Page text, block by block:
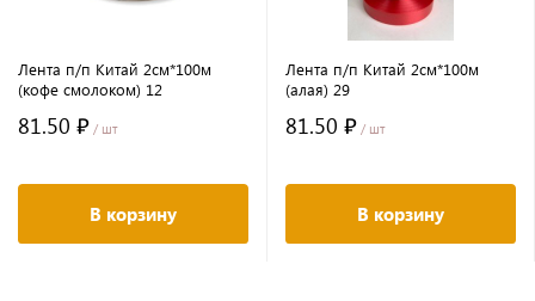
Лента п/п Китай 2см*100м
(кофе смолоком) 12
81.50 ₽ / шт
В корзину
Лента п/п Китай 2см*100м
(алая) 29
81.50 ₽ / шт
В корзину